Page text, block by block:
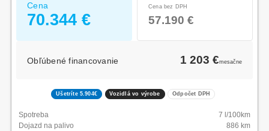
Cena
70.344 €
Cena bez DPH
57.190 €
Obľúbené financovanie 1 203 €mesačne
Ušetríte 5.904€ Vozidlá vo výrobe Odpočet DPH
Spotreba 7l/100km
Dojazd na palivo
886 km